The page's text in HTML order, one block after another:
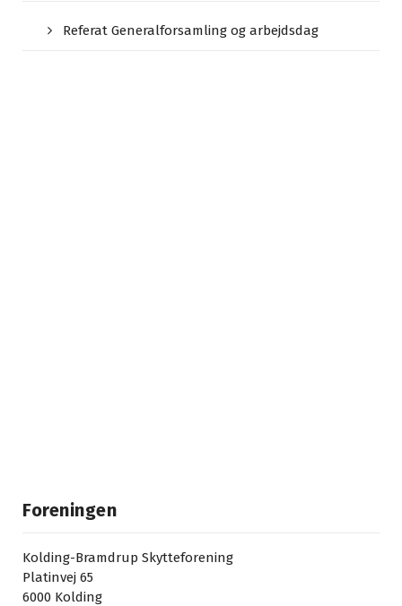
Referat Generalforsamling og arbejdsdag
Foreningen
Kolding-Bramdrup Skytteforening
Platinvej 65
6000 Kolding